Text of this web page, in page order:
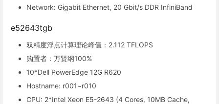
Network: Gigabit Ethernet, 20 Gbit/s DDR InfiniBand
e52643tgb
双精度浮点计算理论峰值：2.112 TFLOPS
购置者：万贤纲100%
10*Dell PowerEdge 12G R620
Hostname: r001~r010
CPU: 2*Intel Xeon E5-2643 (4 Cores, 10MB Cache,